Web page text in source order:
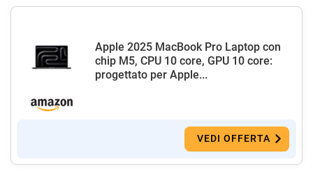
Apple 2025 MacBook Pro Laptop con
chip M5, CPU 10 core, GPU 10 core:
progettato per Apple...
VEDI OFFERTA